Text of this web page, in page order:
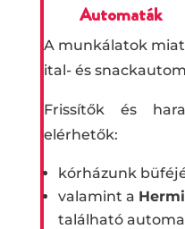
Automaták
A munkálatok
ital- és
Frissítők és
elérhetők:
kórházunk
valamint a
található